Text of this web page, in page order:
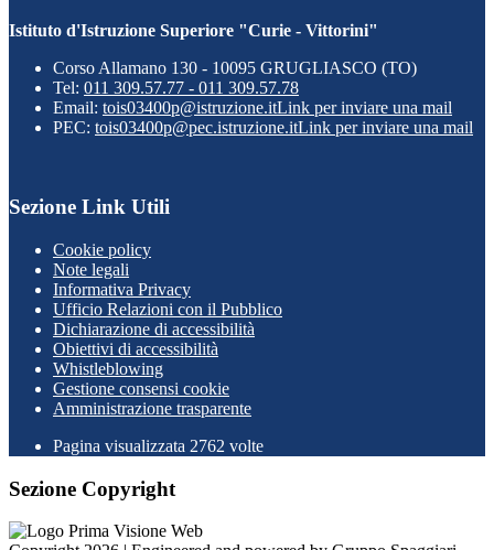
Istituto d'Istruzione Superiore "Curie - Vittorini"
Corso Allamano 130 - 10095 GRUGLIASCO (TO)
Tel: 011 309.57.77 - 011 309.57.78
Email: tois03400p@istruzione.itLink per inviare una mail
PEC: tois03400p@pec.istruzione.itLink per inviare una mail
Sezione Link Utili
Cookie policy
Note legali
Informativa Privacy
Ufficio Relazioni con il Pubblico
Dichiarazione di accessibilità
Obiettivi di accessibilità
Whistleblowing
Gestione consensi cookie
Amministrazione trasparente
Pagina visualizzata 2762 volte
Sezione Copyright